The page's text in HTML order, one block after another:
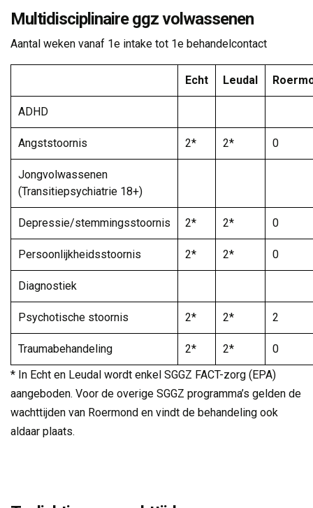
Multidisciplinaire ggz volwassenen
Aantal weken vanaf 1e intake tot 1e behandelcontact
Echt Leudal
ADHD
Angststoornis 2* 2* 0
Jongvolwassenen
(Transitiepsychiatrie 18+)
Depressie/stemmingsstoornis 2* 2* 0
Persoonlijkheidsstoornis 2* 2* 0
Diagnostiek
Psychotische stoornis 2* 2* 2
Traumabehandeling 2* 2*
0
* In Echt en Leudal wordt enkel SGGZ FACT-zorg (EPA)
aangeboden. Voor de overige SGGZ programma’s gelden de
wachttijden van Roermond en vindt de behandeling ook
aldaar plaats.